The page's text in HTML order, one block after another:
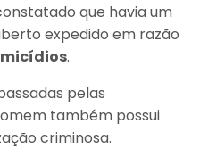
que havia um
expedido em razão
.
pelas
também possui
criminosa.